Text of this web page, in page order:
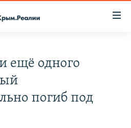
ещё одного
погиб под